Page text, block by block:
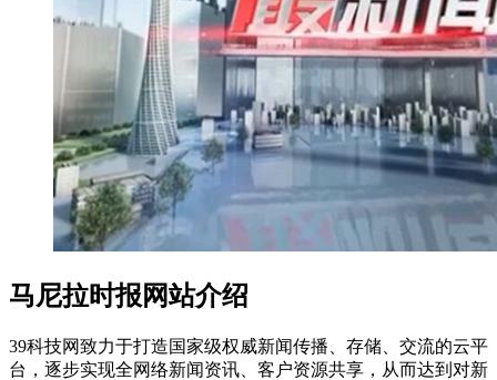
马尼拉时报网站介绍
39科技网致力于打造国家级权威新闻传播、存储、交流的云平
台，逐步实现全网络新闻资讯、客户资源共享，从而达到对新